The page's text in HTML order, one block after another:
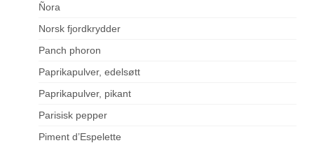
Ñora
Norsk fjordkrydder
Panch phoron
Paprikapulver, edelsøtt
Paprikapulver, pikant
Parisisk pepper
Piment d’Espelette